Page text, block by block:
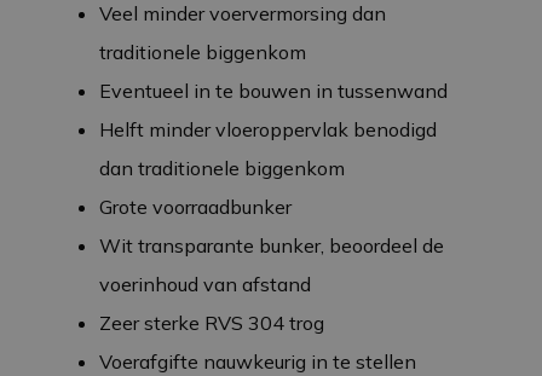
Veel minder voervermorsing dan
traditionele biggenkom
Eventueel in te bouwen in tussenwand
Helft minder vloeroppervlak benodigd
dan traditionele biggenkom
Grote voorraadbunker
Wit transparante bunker, beoordeel de
voerinhoud van afstand
Zeer sterke RVS 304 trog
Voerafgifte nauwkeurig in te stellen